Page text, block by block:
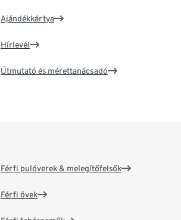
Ajándékkártya
Hírlevél
Útmutató és mérettanácsadó
Férfi pulóverek & melegítőfelsők
Férfi övek